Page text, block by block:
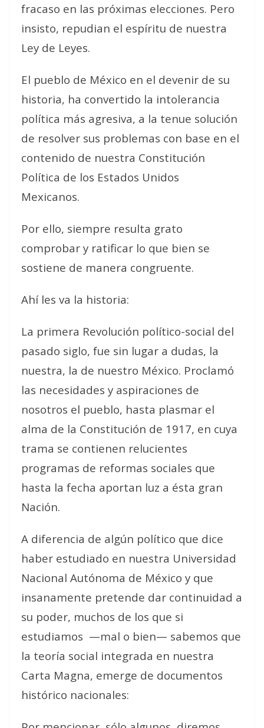
fracaso en las próximas elecciones. Pero
insisto, repudian el espíritu de nuestra
Ley de Leyes.
El pueblo de México en el devenir de su
historia, ha convertido la intolerancia
política más agresiva, a la tenue solución
de resolver sus problemas con base en el
contenido de nuestra Constitución
Política de los Estados Unidos
Mexicanos.
Por ello, siempre resulta grato
comprobar y ratificar lo que bien se
sostiene de manera congruente.
Ahí les va la historia:
La primera Revolución político-social del
pasado siglo, fue sin lugar a dudas, la
nuestra, la de nuestro México. Proclamó
las necesidades y aspiraciones de
nosotros el pueblo, hasta plasmar el
alma de la Constitución de 1917, en cuya
trama se contienen relucientes
programas de reformas sociales que
hasta la fecha aportan luz a ésta gran
Nación.
A diferencia de algún político que dice
haber estudiado en nuestra Universidad
Nacional Autónoma de México y que
insanamente pretende dar continuidad a
su poder, muchos de los que si
estudiamos —mal o bien— sabemos que
la teoría social integrada en nuestra
Carta Magna, emerge de documentos
histórico nacionales: